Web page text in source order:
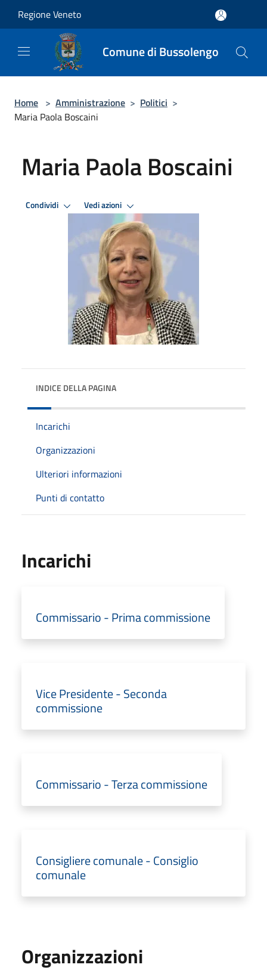
Regione Veneto
Comune di Bussolengo
Home > Amministrazione > Politici >
Maria Paola Boscaini
Maria Paola Boscaini
Condividi Vedi azioni
INDICE DELLA PAGINA
Incarichi
Organizzazioni
Ulteriori informazioni
Punti di contatto
Incarichi
Commissario - Prima commissione
Vice Presidente - Seconda
commissione
Commissario - Terza commissione
Consigliere comunale - Consiglio
comunale
Organizzazioni